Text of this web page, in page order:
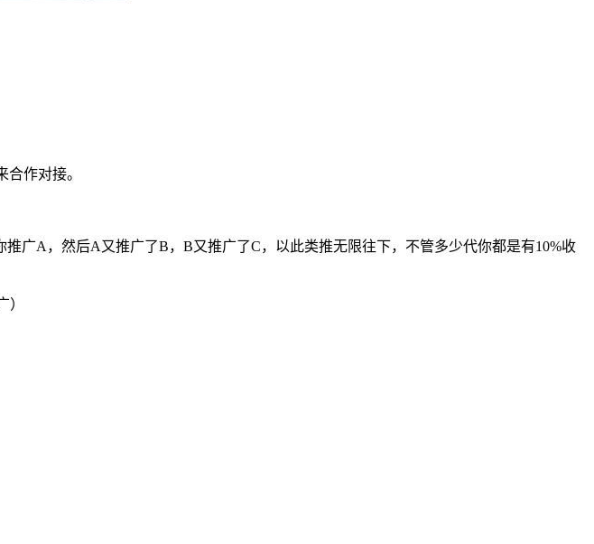
作对接。
广A，然后A又推广了B，B又推广了C，以此类推无限往下，不管多少代你都是有10%收
）